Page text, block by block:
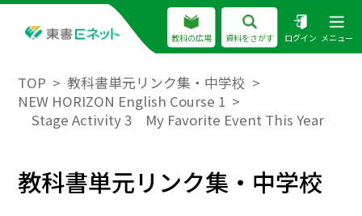
教科の広場 資料をさがす ログイン メニュー
TOP
教科書単元リンク集・中学校
NEW HORIZON English Course 1
Stage Activity 3 My Favorite Event This Year
教科書単元リンク集・中学校